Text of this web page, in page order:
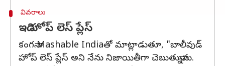
వివరాలు
ఇది హోప్ లెస్ ప్లేస్
కంగనా Mashable Indiaతో మాట్లాడుతూ, "బాలీవుడ్
హోప్ లెస్ ప్లేస్ అని నేను నిజాయితీగా చెబుతున్నాను.